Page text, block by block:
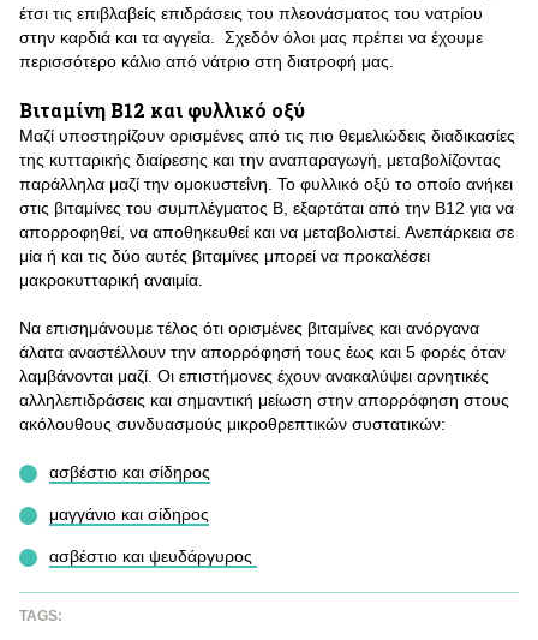
έτσι τις επιβλαβείς επιδράσεις του πλεονάσματος του νατρίου
στην καρδιά και τα αγγεία. Σχεδόν όλοι μας πρέπει να έχουμε
περισσότερο κάλιο από νάτριο στη διατροφή μας.
Βιταμίνη Β12 και φυλλικό οξύ
Μαζί υποστηρίζουν ορισμένες από τις πιο θεμελιώδεις διαδικασίες
της κυτταρικής διαίρεσης και την αναπαραγωγή, μεταβολίζοντας
παράλληλα μαζί την ομοκυστεΐνη. Το φυλλικό οξύ το οποίο ανήκει
στις βιταμίνες του συμπλέγματος Β, εξαρτάται από την Β12 για να
απορροφηθεί, να αποθηκευθεί και να μεταβολιστεί. Ανεπάρκεια σε
μία ή και τις δύο αυτές βιταμίνες μπορεί να προκαλέσει
μακροκυτταρική αναιμία.
Να επισημάνουμε τέλος ότι ορισμένες βιταμίνες και ανόργανα
άλατα αναστέλλουν την απορρόφησή τους έως και 5 φορές όταν
λαμβάνονται μαζί. Οι επιστήμονες έχουν ανακαλύψει αρνητικές
αλληλεπιδράσεις και σημαντική μείωση στην απορρόφηση στους
ακόλουθους συνδυασμούς μικροθρεπτικών συστατικών:
ασβέστιο και σίδηρος
μαγγάνιο και σίδηρος
ασβέστιο και ψευδάργυρος
TAGS: